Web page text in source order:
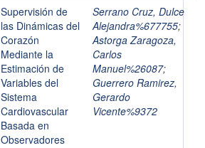
Supervisión de
las Dinámicas del
Corazón
Mediante la
Estimación de
Variables del
Sistema
Cardiovascular
Basada en
Observadores
Serrano Cruz, Dulce
Alejandra%677755;
Astorga Zaragoza,
Carlos
Manuel%26087;
Guerrero Ramirez,
Gerardo
Vicente%9372